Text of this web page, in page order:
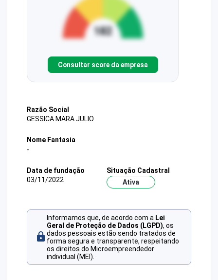
Consultar score da empresa
Razão Social
GESSICA MARA JULIO
Nome Fantasia
-
Data de fundação
03/11/2022
Situação Cadastral
Ativa
Informamos que, de acordo com a Lei
Geral de Proteção de Dados (LGPD), os
dados pessoais estão sendo tratados de
forma segura e transparente, respeitando
os direitos do Microempreendedor
individual (MEI).